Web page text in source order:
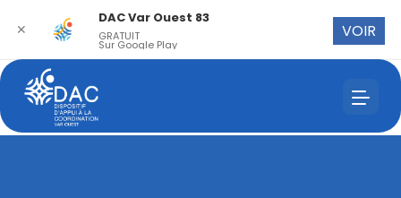
✕
DAC Var Ouest 83
GRATUIT
Sur Google Play
VOIR